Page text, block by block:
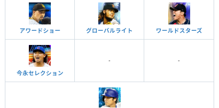
アワードショー グローバルライト ワールドスターズ
今永セレクション
- -